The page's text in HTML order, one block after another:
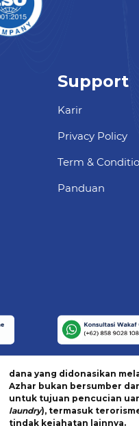
Support
Karir
Privacy Policy
Term &
Panduan
dana yang didonasikan
Azhar bukan bersumber
untuk tujuan pencucian
laundry), termasuk
tindak kejahatan lainnya.